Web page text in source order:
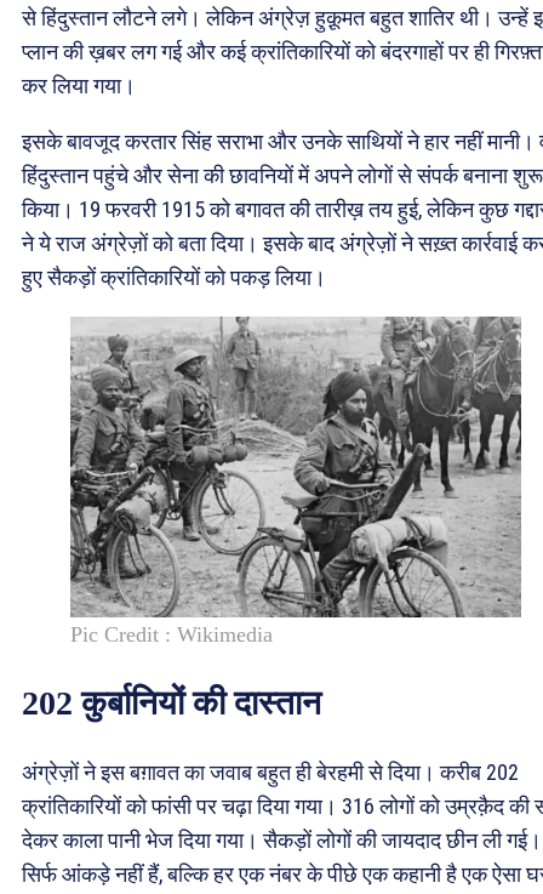
से हिंदुस्तान लौटने लगे। लेकिन अंग्रेज़ हुक़ूमत बहुत शातिर थी। उन्हें
प्लान की ख़बर लग गई और कई क्रांतिकारियों को बंदरगाहों पर ही
कर लिया गया।
इसके बावजूद करतार सिंह सराभा और उनके साथियों ने हार नहीं मानी।
हिंदुस्तान पहुंचे और सेना की छावनियों में अपने लोगों से संपर्क बनाना शुरू
किया। 19 फरवरी 1915 को बगावत की तारीख़ तय हुई, लेकिन कुछ
ने ये राज अंग्रेज़ों को बता दिया। इसके बाद अंग्रेज़ों ने सख़्त कार्रवाई
हुए सैकड़ों क्रांतिकारियों को पकड़ लिया।
Pic Credit : Wikimedia
202 कुर्बानियों की दास्तान
अंग्रेज़ों ने इस बग़ावत का जवाब बहुत ही बेरहमी से दिया। करीब 202
क्रांतिकारियों को फांसी पर चढ़ा दिया गया। 316 लोगों को उम्रक़ैद की
देकर काला पानी भेज दिया गया। सैकड़ों लोगों की जायदाद छीन ली
सिर्फ आंकड़े नहीं हैं, बल्कि हर एक नंबर के पीछे एक कहानी है एक ऐसा